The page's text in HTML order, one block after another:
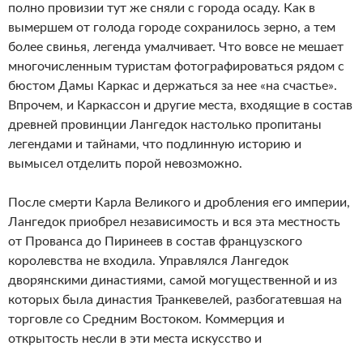
полно провизии тут же сняли с города осаду. Как в
вымершем от голода городе сохранилось зерно, а тем
более свинья, легенда умалчивает. Что вовсе не мешает
многочисленным туристам фотографироваться рядом с
бюстом Дамы Каркас и держаться за нее «на счастье».
Впрочем, и Каркассон и другие места, входящие в состав
древней провинции Лангедок настолько пропитаны
легендами и тайнами, что подлинную историю и
вымысел отделить порой невозможно.
После смерти Карла Великого и дробления его империи,
Лангедок приобрел независимость и вся эта местность
от Прованса до Пиринеев в состав французского
королевства не входила. Управлялся Лангедок
дворянскими династиями, самой могущественной и из
которых была династия Транкевелей, разбогатевшая на
торговле со Средним Востоком. Коммерция и
открытость несли в эти места искусство и